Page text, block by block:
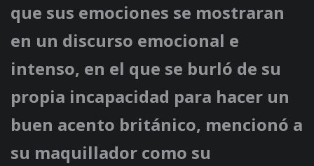
que sus emociones se mostraran
en un discurso emocional e
intenso, en el que se burló de su
propia incapacidad para hacer un
buen acento británico, mencionó a
su maquillador como su